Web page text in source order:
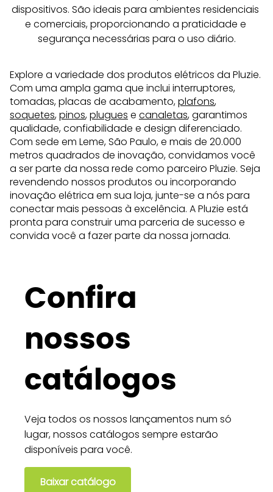
dispositivos. São ideais para ambientes residenciais
e comerciais, proporcionando a praticidade e
segurança necessárias para o uso diário.
Explore a variedade dos produtos elétricos da Pluzie.
Com uma ampla gama que inclui interruptores,
tomadas, placas de acabamento,plafons,
soquetes,pinos,plugues e canaletas, garantimos
qualidade, confiabilidade e design diferenciado.
Com sede em Leme, São Paulo, e mais de 20.000
metros quadrados de inovação, convidamos você
a ser parte da nossa rede como parceiro Pluzie. Seja
revendendo nossos produtos ou incorporando
inovação elétrica em sua loja, junte-se a nós para
conectar mais pessoas à excelência. A Pluzie está
pronta para construir uma parceria de sucesso e
convida você a fazer parte da nossa jornada.
Confira
nossos
catálogos
Veja todos os nossos lançamentos num só
lugar, nossos catálogos sempre estarão
disponíveis para você.
Baixar catálogo